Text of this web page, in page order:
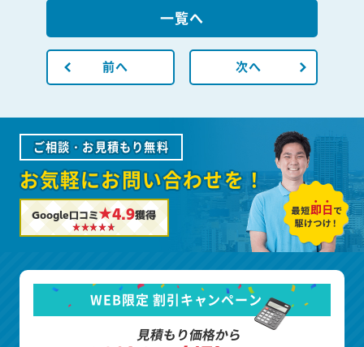
前へ
一覧へ
次へ
ご相談・お見積もり無料
お気軽にお問い合わせを！
Google口コミ★4.9獲得
WEB限定 割引キャンペーン
見積もり価格から